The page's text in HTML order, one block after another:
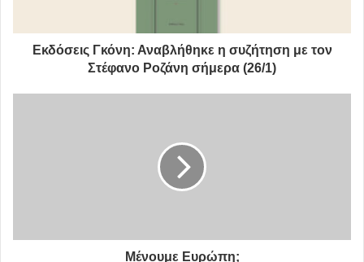
σε μετατρέπει σε ποίμνιο”.
“Είχα σιχαθεί τη νοοτροπία του Παρασκευοσάββατου και
του “πάμε έξω ντε και καλά””.
“Για μένα η εκτόνωση είναι διονυσιακή, αλλά και
Εκδόσεις Γκόνη: Αναβλήθηκε η συζήτηση με τον
Στέφανο Ροζάνη σήμερα (26/1)
Μένουμε Ευρώπη;